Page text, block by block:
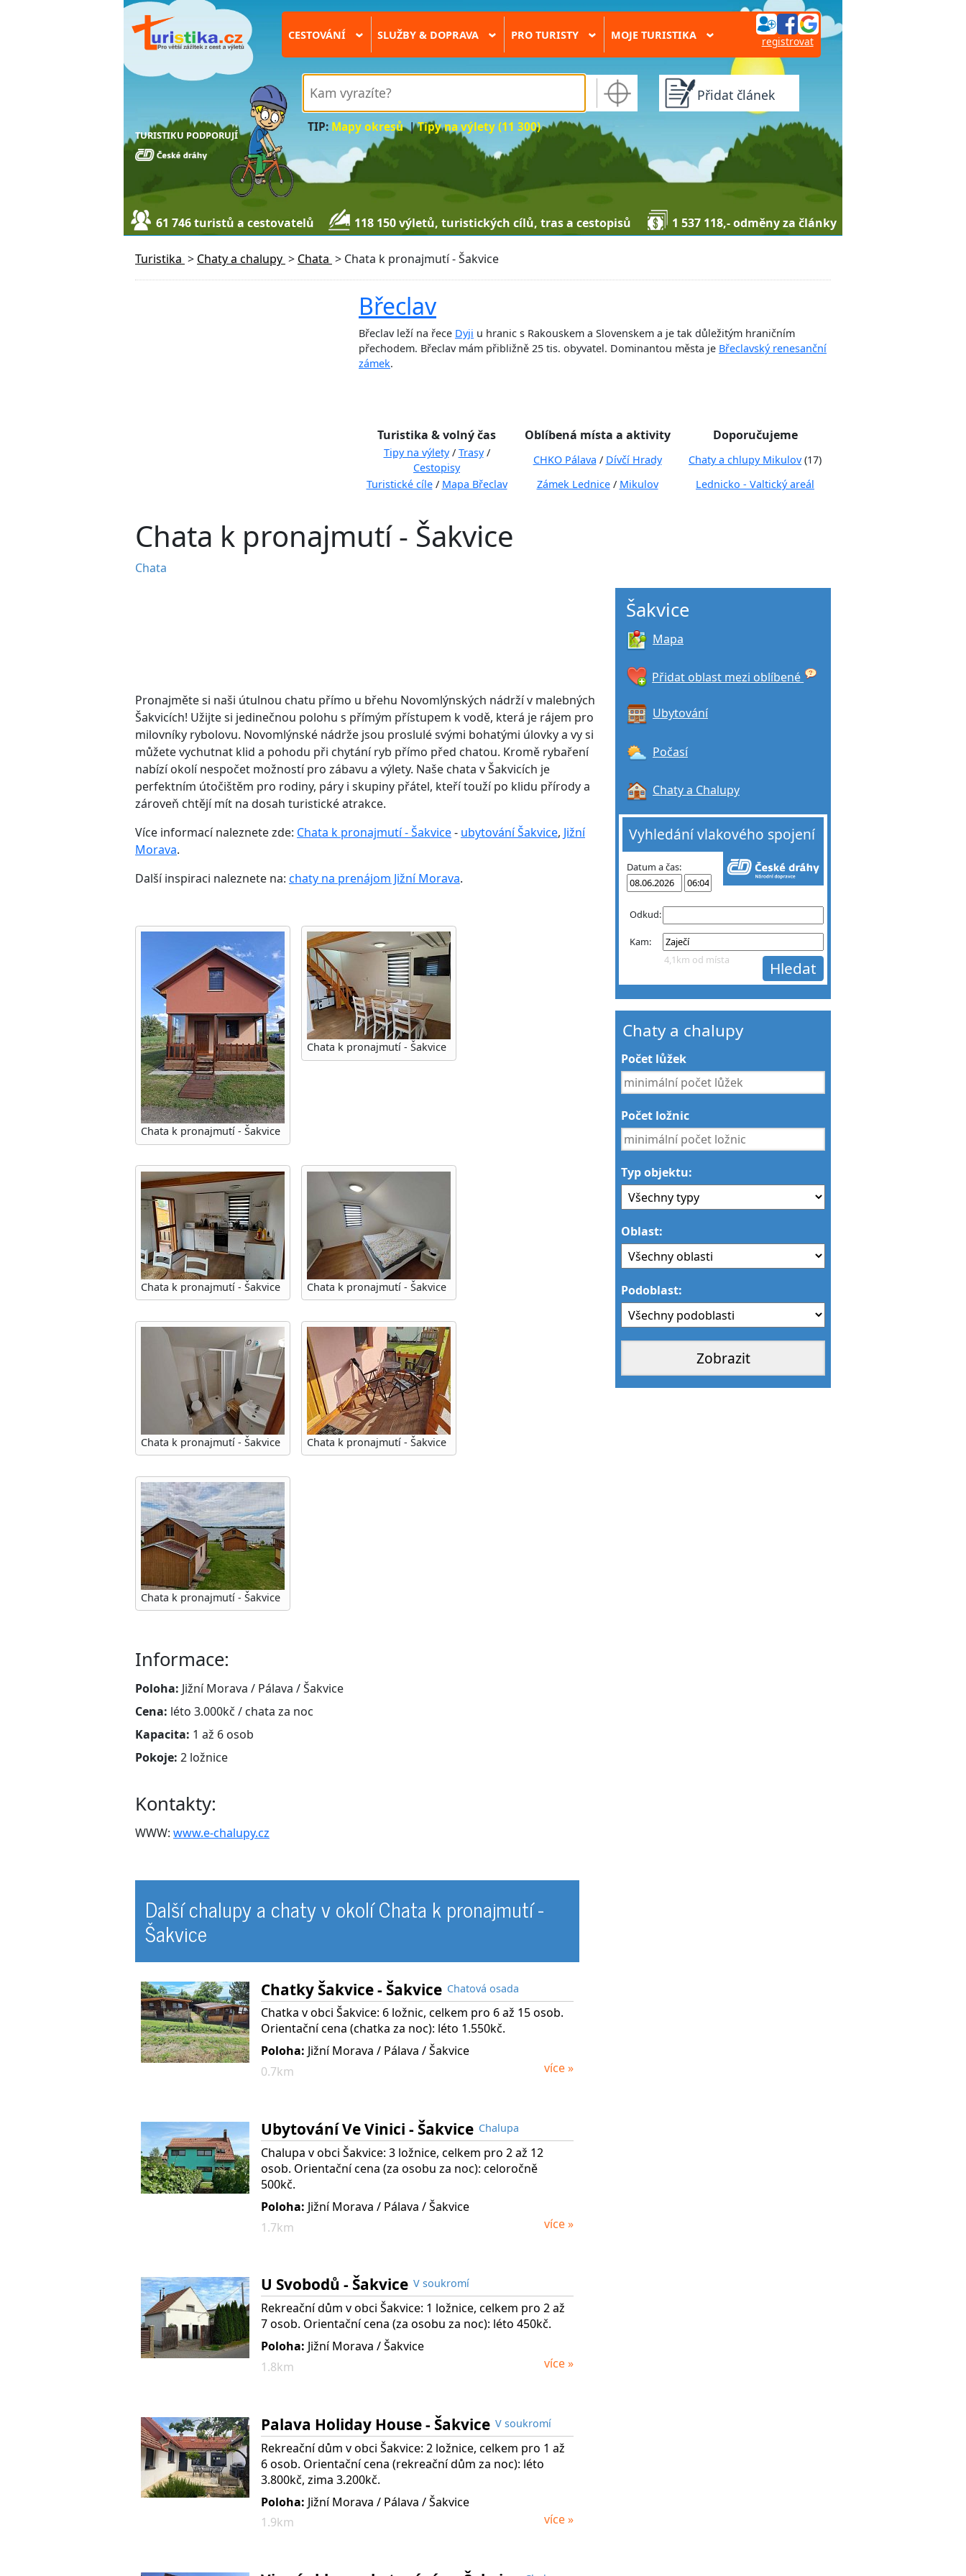
TURISTIKU PODPORUJÍ
CESTOVÁNÍ › SLUŽBY & DOPRAVA › PRO TURISTY › MOJE TURISTIKA › registrovat
TIP: Mapy okresů|Tipy na výlety (11 300)
Přidat článek
61 746 turistů a cestovatelů 118 150 výletů, turistických cílů, tras a cestopisů 1 537 118,- odměny za články
Turistika > Chaty a chalupy > Chata > Chata k pronajmutí - Šakvice
Břeclav
Břeclav leží na řece Dyji u hranic s Rakouskem a Slovenskem a je tak důležitým hraničním
přechodem. Břeclav mám přibližně 25 tis. obyvatel. Dominantou města je Břeclavský renesanční
zámek.
Turistika & volný čas Oblíbená místa a aktivity Doporučujeme
Tipy na výlety/ Trasy/
Cestopisy
CHKO Pálava / Dívčí Hrady Chaty a chlupy Mikulov(17)
Turistické cíle/ Mapa Břeclav Zámek Lednice/ Mikulov Lednicko - Valtický areál
Chata k pronajmutí - Šakvice
Chata
Pronajměte si naši útulnou chatu přímo u břehu Novomlýnských nádrží v malebných
Šakvicích! Užijte si jedinečnou polohu s přímým přístupem k vodě, která je rájem pro
milovníky rybolovu. Novomlýnské nádrže jsou proslulé svými bohatými úlovky a vy si
můžete vychutnat klid a pohodu při chytání ryb přímo před chatou. Kromě rybaření
nabízí okolí nespočet možností pro zábavu a výlety. Naše chata v Šakvicích je
perfektním útočištěm pro rodiny, páry i skupiny přátel, kteří touží po klidu přírody a
zároveň chtějí mít na dosah turistické atrakce.
Více informací naleznete zde: Chata k pronajmutí - Šakvice- ubytování Šakvice, Jižní
Morava.
Další inspiraci naleznete na: chaty na prenájom Jižní Morava.
Chata k pronajmutí - Šakvice
Chata k pronajmutí - Šakvice
Chata k pronajmutí - Šakvice Chata k pronajmutí - Šakvice
Chata k pronajmutí - Šakvice Chata k pronajmutí - Šakvice
Chata k pronajmutí - Šakvice
Informace:
Poloha: Jižní Morava / Pálava / Šakvice
Cena: léto 3.000kč / chata za noc
Kapacita: 1 až 6 osob
Pokoje: 2 ložnice
Kontakty:
WWW: www.e-chalupy.cz
Šakvice
Mapa
Přidat oblast mezi oblíbené
Ubytování
Počasí
Chaty a Chalupy
Vyhledání vlakového spojení
Datum a čas:
Odkud:
Kam:
4,1km od místa
Chaty a chalupy
Počet lůžek
Počet ložnic
Typ objektu:
Oblast:
Podoblast:
Další chalupy a chaty v okolí Chata k pronajmutí -
Šakvice
Chatky Šakvice - Šakvice Chatová osada
Chatka v obci Šakvice: 6 ložnic, celkem pro 6 až 15 osob.
Orientační cena (chatka za noc): léto 1.550kč.
Poloha: Jižní Morava / Pálava / Šakvice
0.7km
více »
Ubytování Ve Vinici - Šakvice Chalupa
Chalupa v obci Šakvice: 3 ložnice, celkem pro 2 až 12
osob. Orientační cena (za osobu za noc): celoročně
500kč.
Poloha: Jižní Morava / Pálava / Šakvice
1.7km
více »
U Svobodů - Šakvice V soukromí
Rekreační dům v obci Šakvice: 1 ložnice, celkem pro 2 až
7 osob. Orientační cena (za osobu za noc): léto 450kč.
Poloha: Jižní Morava / Šakvice
1.8km
více »
Palava Holiday House - Šakvice V soukromí
Rekreační dům v obci Šakvice: 2 ložnice, celkem pro 1 až
6 osob. Orientační cena (rekreační dům za noc): léto
3.800kč, zima 3.200kč.
Poloha: Jižní Morava / Pálava / Šakvice
1.9km
více »